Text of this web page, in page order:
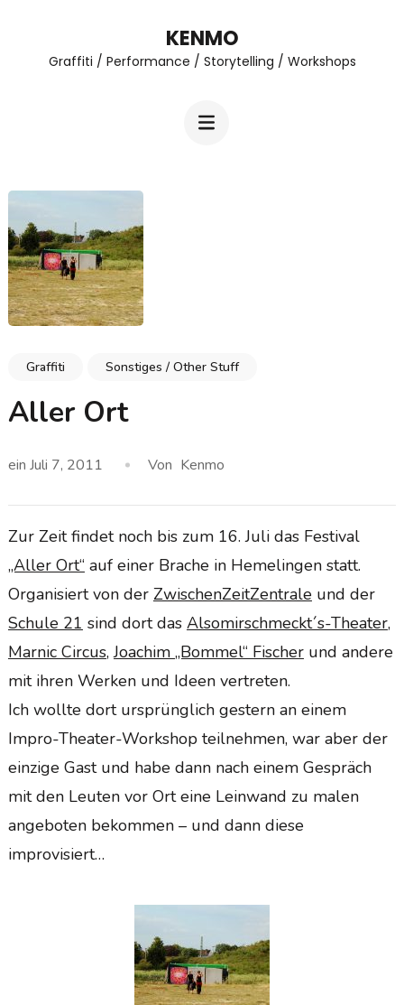
springen
KENMO
Graffiti / Performance / Storytelling / Workshops
Graffiti Sonstiges / Other Stuff
Aller Ort
ein Juli 7, 2011 Von Kenmo
Zur Zeit findet noch bis zum 16. Juli das Festival
„Aller Ort“ auf einer Brache in Hemelingen statt.
Organisiert von der ZwischenZeitZentrale und der
Schule 21 sind dort das Alsomirschmeckt´s-Theater,
Marnic Circus,Joachim „Bommel“ Fischerund andere
mit ihren Werken und Ideen vertreten.
Ich wollte dort ursprünglich gestern an einem
Impro-Theater-Workshop teilnehmen, war aber der
einzige Gast und habe dann nach einem Gespräch
mit den Leuten vor Ort eine Leinwand zu malen
angeboten bekommen – und dann diese
improvisiert…